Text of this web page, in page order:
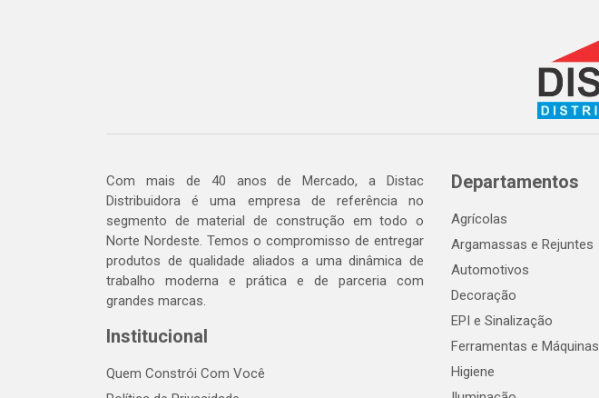
Com mais de 40 anos de Mercado, a Distac
Distribuidora é uma empresa de referência no
segmento de material de construção em todo o
Norte Nordeste. Temos o compromisso de entregar
produtos de qualidade aliados a uma dinâmica de
trabalho moderna e prática e de parceria com
grandes marcas.
Institucional
Quem Constrói Com Você
Departamentos
Agrícolas
Argamassas e Rejuntes
Automotivos
Decoração
EPI e Sinalização
Ferramentas e Máquinas
Higiene